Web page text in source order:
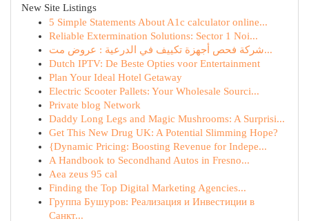
New Site Listings
5 Simple Statements About A1c calculator online...
Reliable Extermination Solutions: Sector 1 Noi...
شركة فحص أجهزة تكييف في الدرعية : عروض مت...
Dutch IPTV: De Beste Opties voor Entertainment
Plan Your Ideal Hotel Getaway
Electric Scooter Pallets: Your Wholesale Sourci...
Private blog Network
Daddy Long Legs and Magic Mushrooms: A Surprisi...
Get This New Drug UK: A Potential Slimming Hope?
{Dynamic Pricing: Boosting Revenue for Indepe...
A Handbook to Secondhand Autos in Fresno...
Aea zeus 95 cal
Finding the Top Digital Marketing Agencies...
Группа Бушуров: Реализация и Инвестиции в
Санкт...